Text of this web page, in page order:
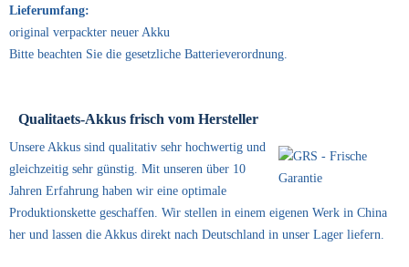
Lieferumfang:
original verpackter neuer Akku
Bitte beachten Sie die gesetzliche Batterieverordnung.
Qualitaets-Akkus frisch vom Hersteller
Unsere Akkus sind qualitativ sehr hochwertig und
gleichzeitig sehr günstig. Mit unseren über 10
Jahren Erfahrung haben wir eine optimale
Produktionskette geschaffen. Wir stellen in einem eigenen Werk in China
her und lassen die Akkus direkt nach Deutschland in unser Lager liefern.